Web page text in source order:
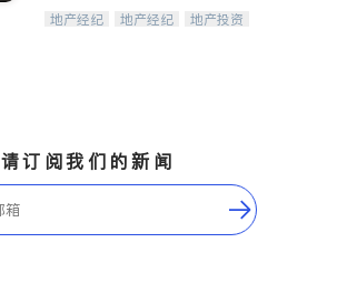
Tracy Zhang - 引领大华府地区房产
地产经纪 地产经纪
地产投资
请订阅我们的新闻